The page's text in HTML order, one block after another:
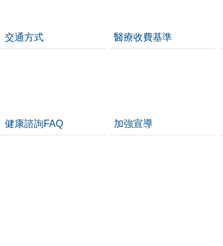
交通方式 醫療收費基準
健康諮詢FAQ 加強宣導